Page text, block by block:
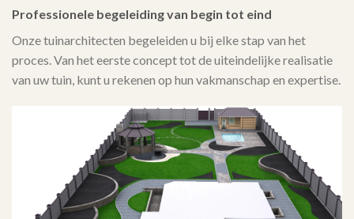
Professionele begeleiding van begin tot eind
Onze tuinarchitecten begeleiden u bij elke stap van het
proces. Van het eerste concept tot de uiteindelijke realisatie
van uw tuin, kunt u rekenen op hun vakmanschap en expertise.